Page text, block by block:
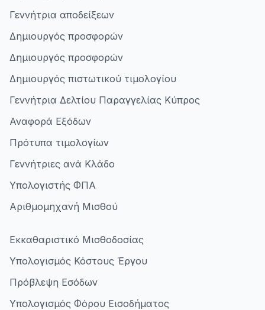
Γεννήτρια αποδείξεων
Δημιουργός προσφορών
Δημιουργός προσφορών
Δημιουργός πιστωτικού τιμολογίου
Γεννήτρια Δελτίου Παραγγελίας Κύπρος
Αναφορά Εξόδων
Πρότυπα τιμολογίων
Γεννήτριες ανά Κλάδο
Υπολογιστής ΦΠΑ
Αριθμομηχανή Μισθού
Εκκαθαριστικό Μισθοδοσίας
Υπολογισμός Κόστους Έργου
Πρόβλεψη Εσόδων
Υπολογισμός Φόρου Εισοδήματος